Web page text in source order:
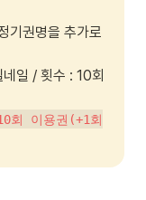
기권명을 추가로
일 / 횟수 : 10회
회 이용권(+1회